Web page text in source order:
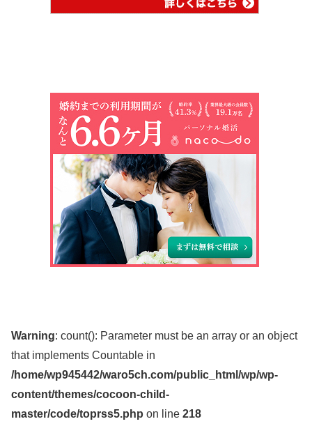
Warning: count(): Parameter must be an array or an object
that implements Countable in
/home/wp945442/waro5ch.com/public_html/wp/wp-
content/themes/cocoon-child-
master/code/toprss5.php on line 218